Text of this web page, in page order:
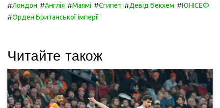
#Лондон #Англія #Маямі #Єгипет #Девід Бекхем #ЮНІСЕФ
#Орден Британської імперії
Читайте також